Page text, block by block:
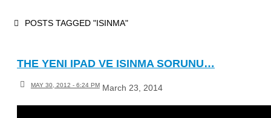
HOMEPOSTS TAGGED "ISINMA"
THE YENI IPAD VE ISINMA SORUNU…
MAY 30, 2012 - 6:24 PM March 23, 2014